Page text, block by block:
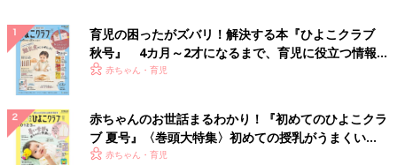
育児の困ったがズバリ！解決する本『ひよこクラブ
秋号』 4カ月～2才になるまで、育児に役立つ情報が
いっぱい！
赤ちゃん・育児
赤ちゃんのお世話まるわかり！『初めてのひよこクラ
ブ 夏号』〈巻頭大特集〉初めての授乳がうまくい
く！ おっぱい・ミルクの基本と夏のトラブル 解決テ
赤ちゃん・育児